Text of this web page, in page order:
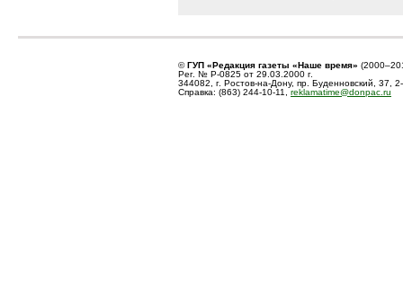
©ГУП «Редакция газеты «Наше время»
Рег. № Р-0825 от 29.03.2000 г.
344082, г. Ростов-на-Дону, пр. Буденновский, 37,
Справка: (863) 244-10-11, reklamatime@donpac.ru